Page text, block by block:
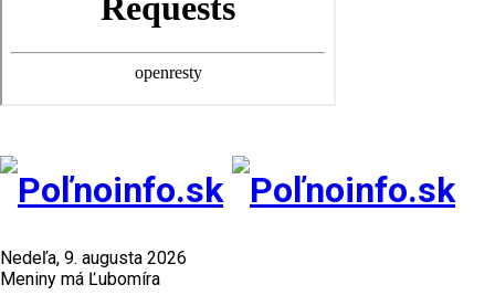
Nedeľa, 9. augusta 2026
Meniny má Ľubomíra